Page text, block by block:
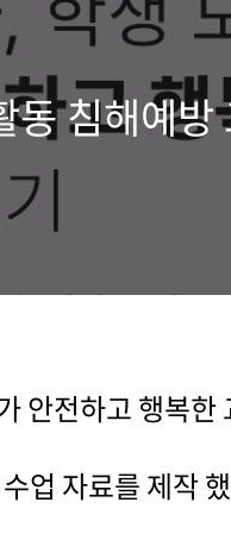
동 침해예방
안전하고 행복한
업 자료를 제작